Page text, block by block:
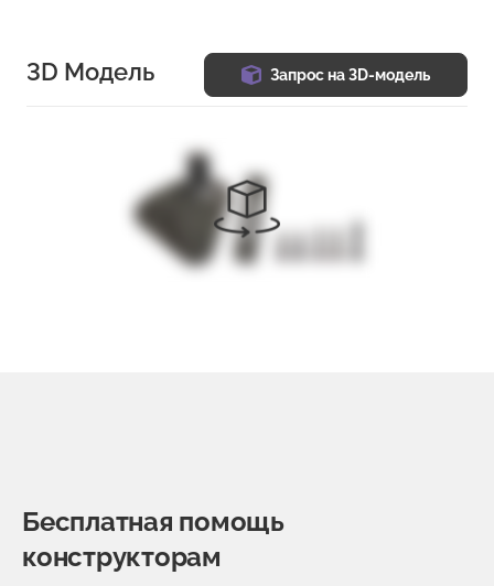
3D Модель Запрос на 3D-модель
Бесплатная помощь
конструкторам